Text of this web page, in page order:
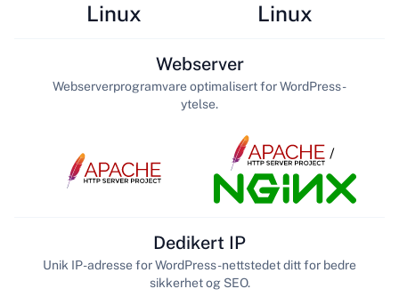
Linux Linux
Webserver
Webserverprogramvare optimalisert for WordPress-
ytelse.
/
Dedikert IP
Unik IP-adresse for WordPress-nettstedet ditt for bedre
sikkerhet og SEO.